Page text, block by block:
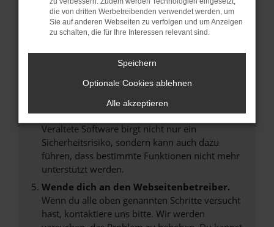
anderen Browser oder in einem privaten
Fenster?
Das kann manchmal helfen, vorübergehende
Probleme zu beheben.
Stelle sicher, dass dein Browser und dein
Betriebssystem auf dem neuesten Stand
sind.
Veraltete Software birgt nicht nur ein
Sicherheitsrisiko, sondern kann auch dazu
führen, dass bestimmte Funktionen nicht mehr
unterstützt werden.
Wende dich an den Webseitenbetreiber.
Wenn du alle oben genannten Schritte versucht
hast, kontaktiere uns bitte. Wir werden
die von dritten Werbetreibenden verwendet werden, um
Sie auf anderen Webseiten zu verfolgen und um Anzeigen
zu schalten, die für Ihre Interessen relevant sind.
Speichern
Optionale Cookies ablehnen
Alle akzeptieren